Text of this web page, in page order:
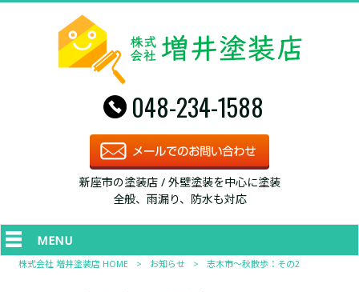
048-234-1588
新座市の塗装店 / 外壁塗装を中心に塗装
全般、雨漏り、防水も対応
MENU
株式会社 増井塗装店 HOME > お知らせ > 志木市～秋散歩：その2